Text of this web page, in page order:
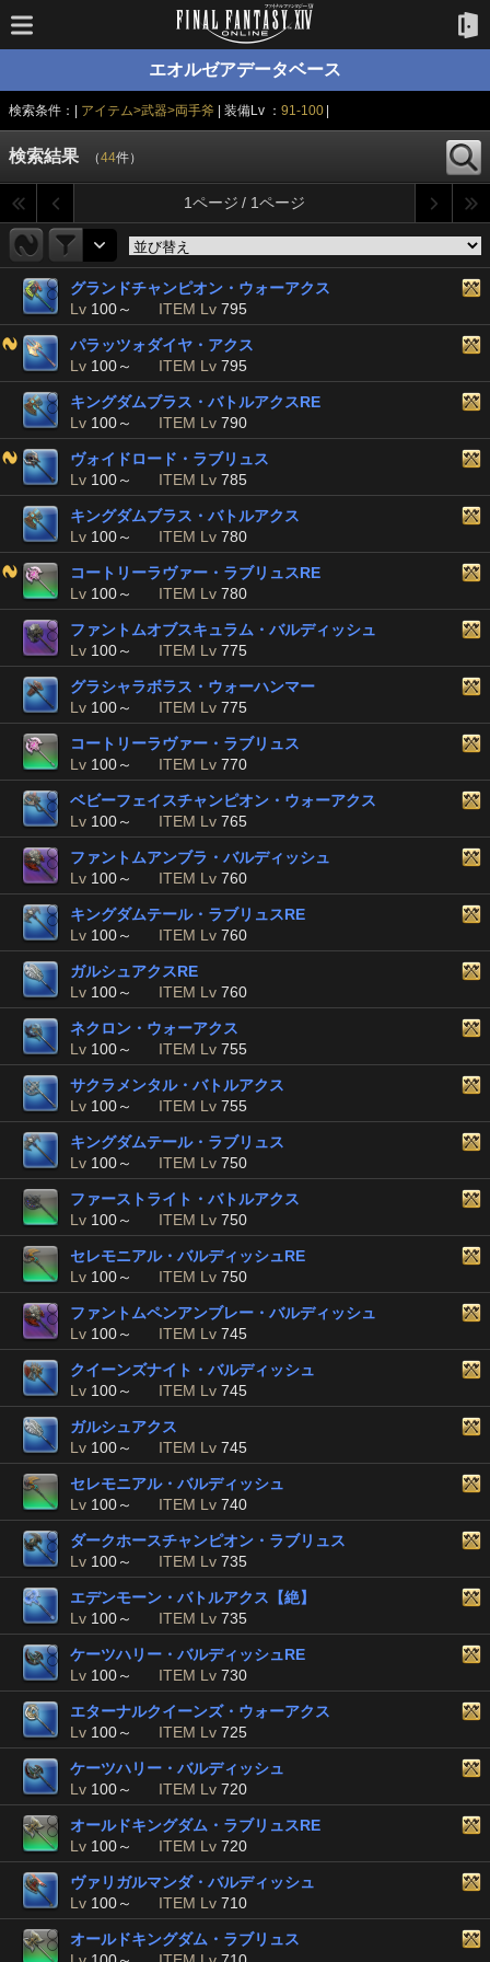
エオルゼアデータベース
検索条件：| アイテム>武器>両手斧 | 装備Lv ： 91-100|
検索結果 （44件）
1ページ / 1ページ
グランドチャンピオン・ウォーアクス
Lv 100～ ITEM Lv 795
パラッツォダイヤ・アクス
Lv 100～ ITEM Lv 795
キングダムブラス・バトルアクスRE
Lv 100～ ITEM Lv 790
ヴォイドロード・ラブリュス
Lv 100～ ITEM Lv 785
キングダムブラス・バトルアクス
Lv 100～ ITEM Lv 780
コートリーラヴァー・ラブリュスRE
Lv 100～ ITEM Lv 780
ファントムオブスキュラム・バルディッシュ
Lv 100～ ITEM Lv 775
グラシャラボラス・ウォーハンマー
Lv 100～ ITEM Lv 775
コートリーラヴァー・ラブリュス
Lv 100～ ITEM Lv 770
ベビーフェイスチャンピオン・ウォーアクス
Lv 100～ ITEM Lv 765
ファントムアンブラ・バルディッシュ
Lv 100～ ITEM Lv 760
キングダムテール・ラブリュスRE
Lv 100～ ITEM Lv 760
ガルシュアクスRE
Lv 100～ ITEM Lv 760
ネクロン・ウォーアクス
Lv 100～ ITEM Lv 755
サクラメンタル・バトルアクス
Lv 100～ ITEM Lv 755
キングダムテール・ラブリュス
Lv 100～ ITEM Lv 750
ファーストライト・バトルアクス
Lv 100～ ITEM Lv 750
セレモニアル・バルディッシュRE
Lv 100～ ITEM Lv 750
ファントムペンアンブレー・バルディッシュ
Lv 100～ ITEM Lv 745
クイーンズナイト・バルディッシュ
Lv 100～ ITEM Lv 745
ガルシュアクス
Lv 100～ ITEM Lv 745
セレモニアル・バルディッシュ
Lv 100～ ITEM Lv 740
ダークホースチャンピオン・ラブリュス
Lv 100～ ITEM Lv 735
エデンモーン・バトルアクス【絶】
Lv 100～ ITEM Lv 735
ケーツハリー・バルディッシュRE
Lv 100～ ITEM Lv 730
エターナルクイーンズ・ウォーアクス
Lv 100～ ITEM Lv 725
ケーツハリー・バルディッシュ
Lv 100～ ITEM Lv 720
オールドキングダム・ラブリュスRE
Lv 100～ ITEM Lv 720
ヴァリガルマンダ・バルディッシュ
Lv 100～ ITEM Lv 710
オールドキングダム・ラブリュス